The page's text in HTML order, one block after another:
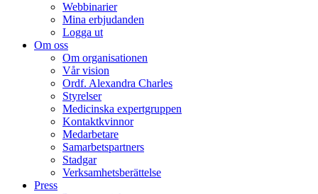
Webbinarier
Mina erbjudanden
Logga ut
Om oss
Om organisationen
Vår vision
Ordf. Alexandra Charles
Styrelser
Medicinska expertgruppen
Kontaktkvinnor
Medarbetare
Samarbetspartners
Stadgar
Verksamhetsberättelse
Press